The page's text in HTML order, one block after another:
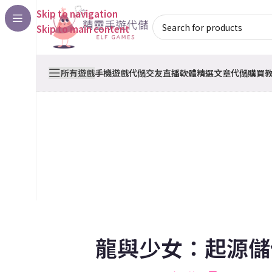
Skip to navigation
Skip to main content
所有遊戲手機遊戲代儲交友直播軟體精選文章代儲購買
龍與少女：起源